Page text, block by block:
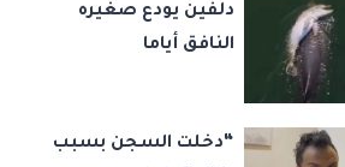
دلفين يودع صغيره
النافق أياما
“دخلت السجن بسبب